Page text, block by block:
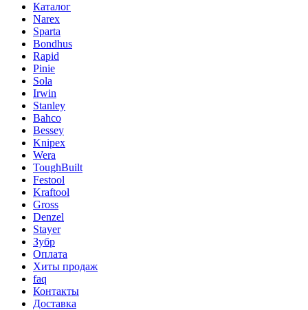
Каталог
Narex
Sparta
Bondhus
Rapid
Pinie
Sola
Irwin
Stanley
Bahco
Bessey
Knipex
Wera
ToughBuilt
Festool
Kraftool
Gross
Denzel
Stayer
Зубр
Оплата
Хиты продаж
faq
Контакты
Доставка